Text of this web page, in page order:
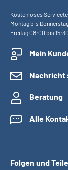
Kostenloses
Montag bis
Freitag 08:00 bis
Mein
Nachricht
Beratung
Alle
Folgen und